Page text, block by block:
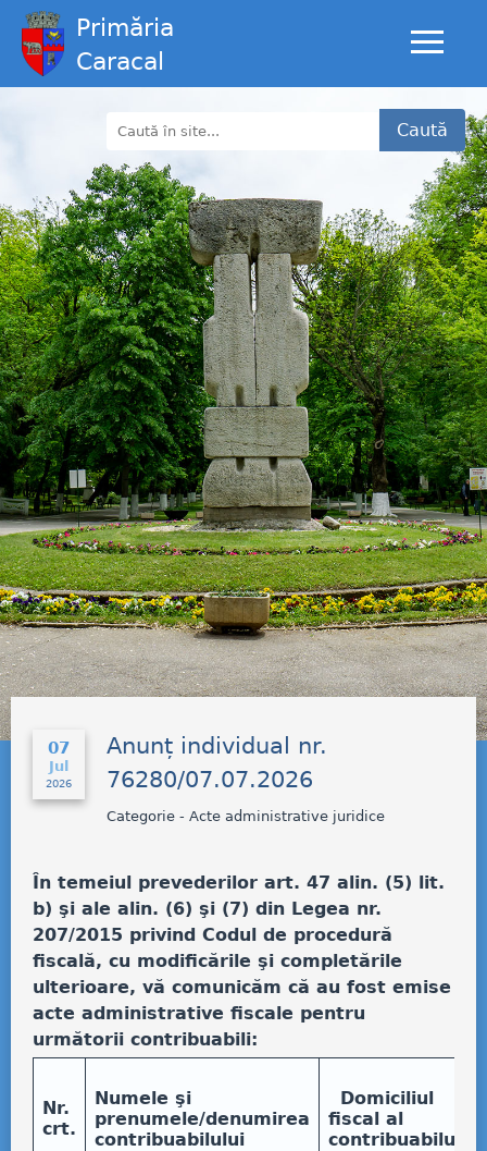
Primăria
Caracal
Caută
07
Jul
2026
Anunț individual nr.
76280/07.07.2026
Categorie - Acte administrative juridice
În temeiul prevederilor art. 47 alin. (5) lit.
b) şi ale alin. (6) şi (7) din Legea nr.
207/2015 privind Codul de procedură
fiscală, cu modificările şi completările
ulterioare, vă comunicăm că au fost emise
acte administrative fiscale pentru
următorii contribuabili:
Nr.
crt.
Numele şi
prenumele/denumirea
contribuabilului
Domiciliul
fiscal al
contribuabilului